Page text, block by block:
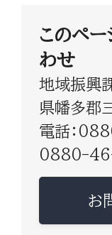
このペ
わせ
地域振
県幡多郡
電話：
0880-
お